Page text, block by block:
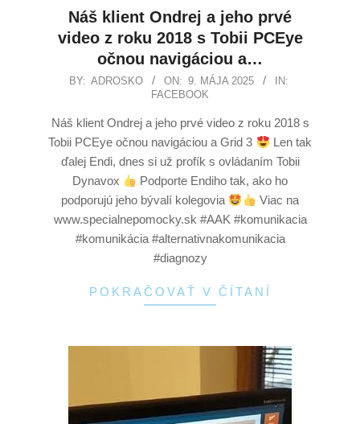
Náš klient Ondrej a jeho prvé
video z roku 2018 s Tobii PCEye
očnou navigáciou a…
BY: ADROSKO ON: 9. MÁJA 2025
IN:
FACEBOOK
Náš klient Ondrej a jeho prvé video z roku 2018 s
Tobii PCEye očnou navigáciou a Grid 3
Len tak
ďalej Endi, dnes si už profík s ovládaním Tobii
Dynavox
Podporte Endiho tak, ako ho
podporujú jeho bývalí kolegovia
Viac na
www.specialnepomocky.sk #AAK #komunikacia
#komunikácia #alternativnakomunikacia
#diagnozy
POKRAČOVAŤ V ČÍTANÍ